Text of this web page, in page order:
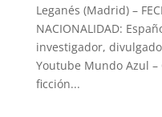
Leganés (Madrid) –
NACIONALIDAD:
investigador,
Youtube Mundo Azul –
ficción...